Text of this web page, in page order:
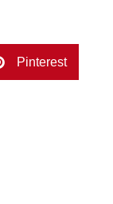
Pinterest